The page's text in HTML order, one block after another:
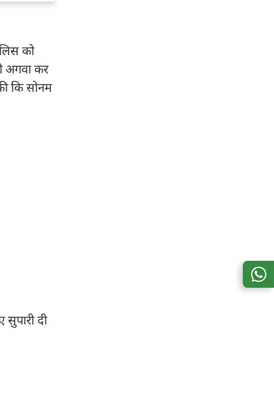
को
अगवा कर
कि सोनम
दी